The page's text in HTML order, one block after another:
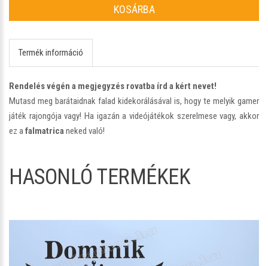
KOSÁRBA
Termék információ
Rendelés végén a megjegyzés rovatba írd a kért nevet!
Mutasd meg barátaidnak falad kidekorálásával is, hogy te melyik gamer
játék rajongója vagy! Ha igazán a videójátékok szerelmese vagy, akkor
ez a falmatrica neked való!
HASONLÓ TERMÉKEK